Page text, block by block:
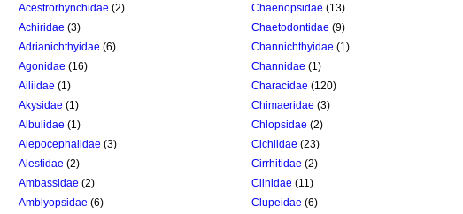
Acestrorhynchidae (2) Chaenopsidae (13)
Achiridae (3) Chaetodontidae (9)
Adrianichthyidae (6) Channichthyidae (1)
Agonidae (16) Channidae (1)
Ailiidae (1) Characidae (120)
Akysidae (1) Chimaeridae (3)
Albulidae (1) Chlopsidae (2)
Alepocephalidae (3) Cichlidae (23)
Alestidae (2) Cirrhitidae (2)
Ambassidae (2) Clinidae (11)
Amblyopsidae (6) Clupeidae (6)